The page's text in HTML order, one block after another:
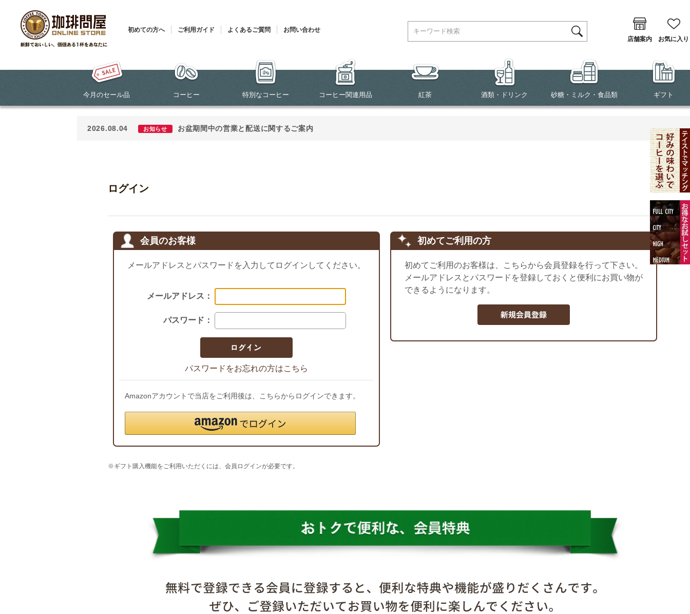
初めての方へ ご利用ガイド よくあるご質問
お問い合わせ
店舗案内
お気に入り
今月のセール品 コーヒー 特別なコーヒー コーヒー関連用品 紅茶 酒類・ドリンク 砂糖・ミルク・食品類 ギフト
2026.08.04 お知らせ お盆期間中の営業と配送に関するご案内
ログイン
会員のお客様
メールアドレスとパスワードを入力してログインしてください。
メールアドレス：
パスワード：
パスワードをお忘れの方はこちら
Amazonアカウントで当店をご利用後は、こちらからログインできます。
初めてご利用の方
初めてご利用のお客様は、こちらから会員登録を行って下さい。
メールアドレスとパスワードを登録しておくと便利にお買い物が
できるようになります。
※ギフト購入機能をご利用いただくには、会員ログインが必要です。